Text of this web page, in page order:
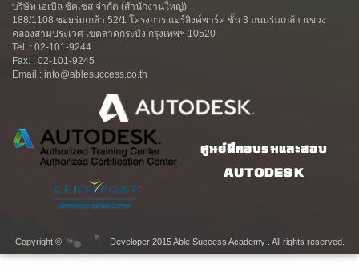
บริษัท เอเบิล ซัคเซส จำกัด (สำนักงานใหญ่)
188/1108 ซอยร่มเกล้า 52/1 โครงการ แอร์ลิงค์พาร์ค ชั้น 3 ถนนร่มเกล้า แขวง
คลองสามประเวศ เขตลาดกระบัง กรุงเทพฯ 10520
Tel. : 02-101-9244
Fax. : 02-101-9245
Email : info@ablesuccess.co.th
ศูนย์ฝึกอบรมและสอบ
AUTODESK
Copyright © Developer 2015 Able Success Academy . All rights reserved.